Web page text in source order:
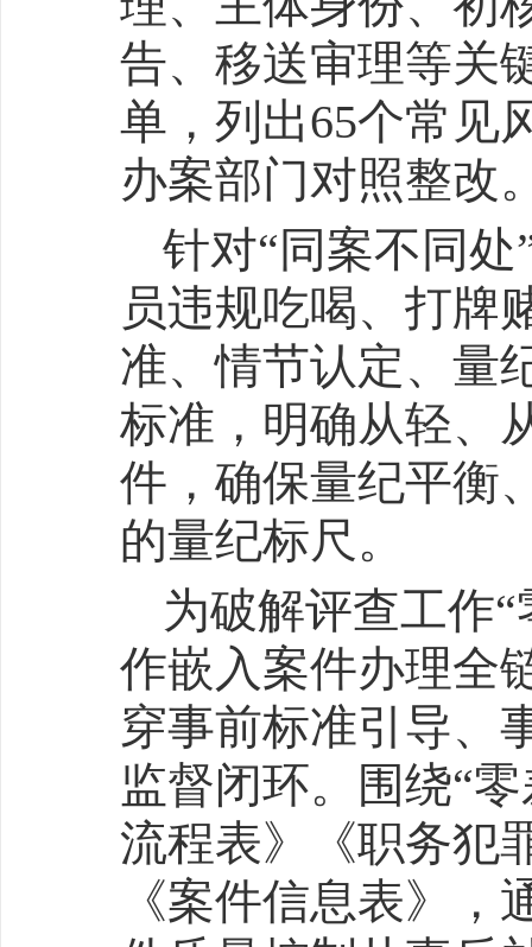
告、移送审理等关
单，列出65个常见
办案部门对照整改
针对“同案不同
员违规吃喝、打牌
准、情节认定、量
标准，明确从轻、
件，确保量纪平衡
的量纪标尺。
为破解评查工作
作嵌入案件办理全
穿事前标准引导、
监督闭环。围绕“
流程表》《职务犯
《案件信息表》